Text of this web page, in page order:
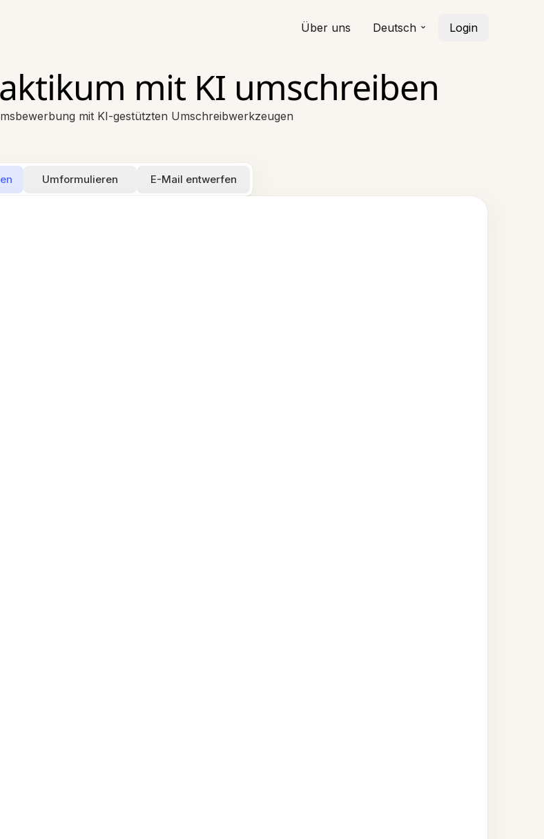
Über uns Deutsch Login
mit KI umschreiben
mit KI-gestützten Umschreibwerkzeugen
Umformulieren E-Mail entwerfen